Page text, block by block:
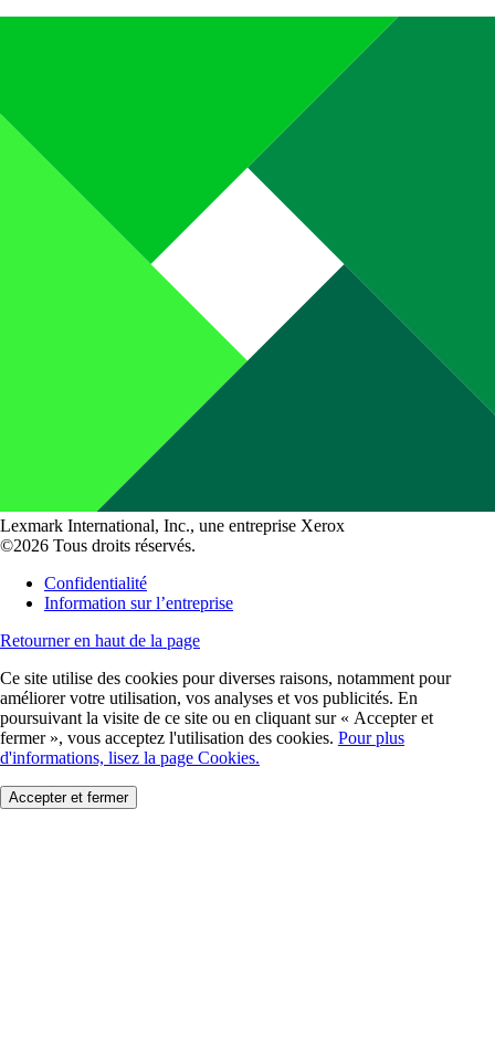
Lexmark International, Inc., une entreprise Xerox
©2026 Tous droits réservés.
Confidentialité
Information sur l’entreprise
Retourner en haut de la page
Ce site utilise des cookies pour diverses raisons, notamment pour
améliorer votre utilisation, vos analyses et vos publicités. En
poursuivant la visite de ce site ou en cliquant sur « Accepter et
fermer », vous acceptez l'utilisation des cookies. Pour plus
d'informations, lisez la page Cookies.
Accepter et fermer